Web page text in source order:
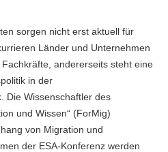
sorgen nicht erst aktuell für
Länder und Unternehmen
andererseits steht eine
in der
Die Wissenschaftler des
und Wissen“ (ForMig)
von Migration und
der ESA-Konferenz werden